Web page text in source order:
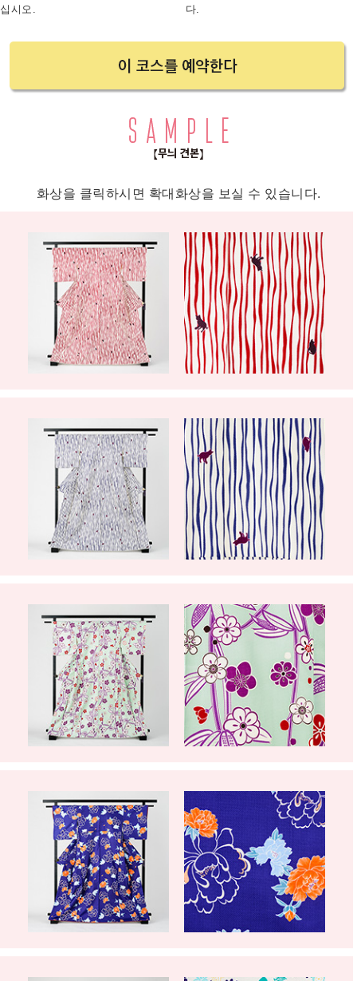
십시오.
다.
화상을 클릭하시면 확대화상을 보실 수 있습니다.